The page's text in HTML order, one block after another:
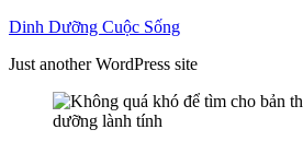
Skip
content
Dinh Dưỡng Cuộc Sống
Just another WordPress site